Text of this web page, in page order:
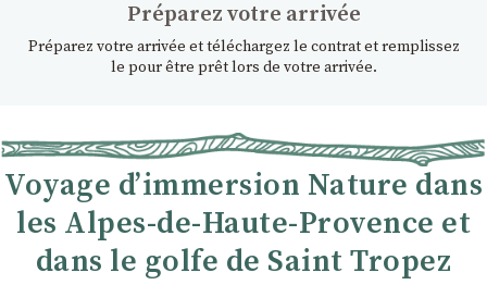
Préparez votre arrivée
Préparez votre arrivée et téléchargez le contrat et remplissez
le pour être prêt lors de votre arrivée.
Voyage d’immersion Nature dans
les Alpes-de-Haute-Provence et
dans le golfe de Saint Tropez